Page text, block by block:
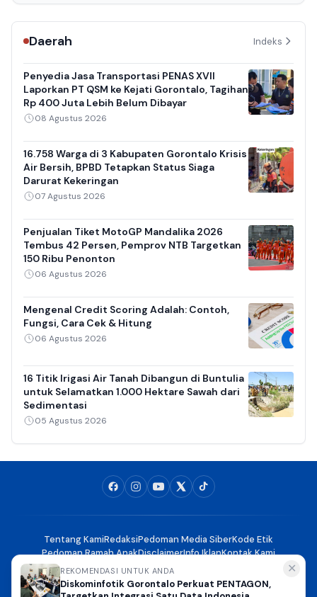
REKOMENDASI UNTUK ANDA
Diskominfotik Gorontalo Perkuat PENTAGON,
✕
Daerah Indeks
Penyedia Jasa Transportasi PENAS XVII
Laporkan PT QSM ke Kejati Gorontalo, Tagihan
Rp 400 Juta Lebih Belum Dibayar
08 Agustus 2026
16.758 Warga di 3 Kabupaten Gorontalo Krisis
Air Bersih, BPBD Tetapkan Status Siaga
Darurat Kekeringan
07 Agustus 2026
Penjualan Tiket MotoGP Mandalika 2026
Tembus 42 Persen, Pemprov NTB Targetkan
150 Ribu Penonton
06 Agustus 2026
Mengenal Credit Scoring Adalah: Contoh,
Fungsi, Cara Cek & Hitung
06 Agustus 2026
16 Titik Irigasi Air Tanah Dibangun di Buntulia
untuk Selamatkan 1.000 Hektare Sawah dari
Sedimentasi
05 Agustus 2026
Tentang KamiRedaksiPedoman Media SiberKode Etik
Pedoman Ramah AnakDisclaimerInfo IklanKontak Kami
KabarGorontalo.com - Menyajikan Kabar Gorontalo secara Aktual